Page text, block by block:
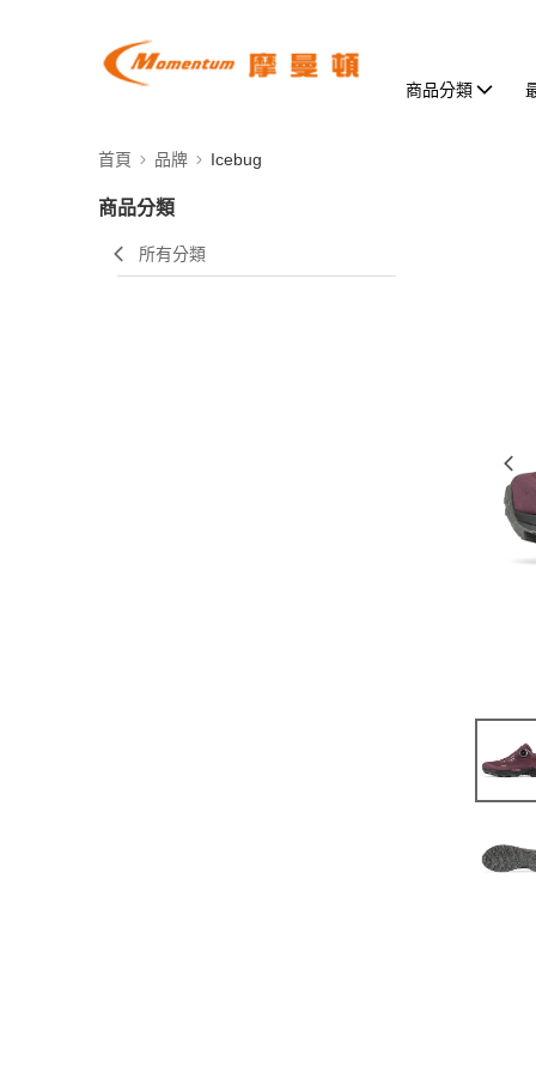
商品分類
首頁 品牌 Icebug
商品分類
所有分類